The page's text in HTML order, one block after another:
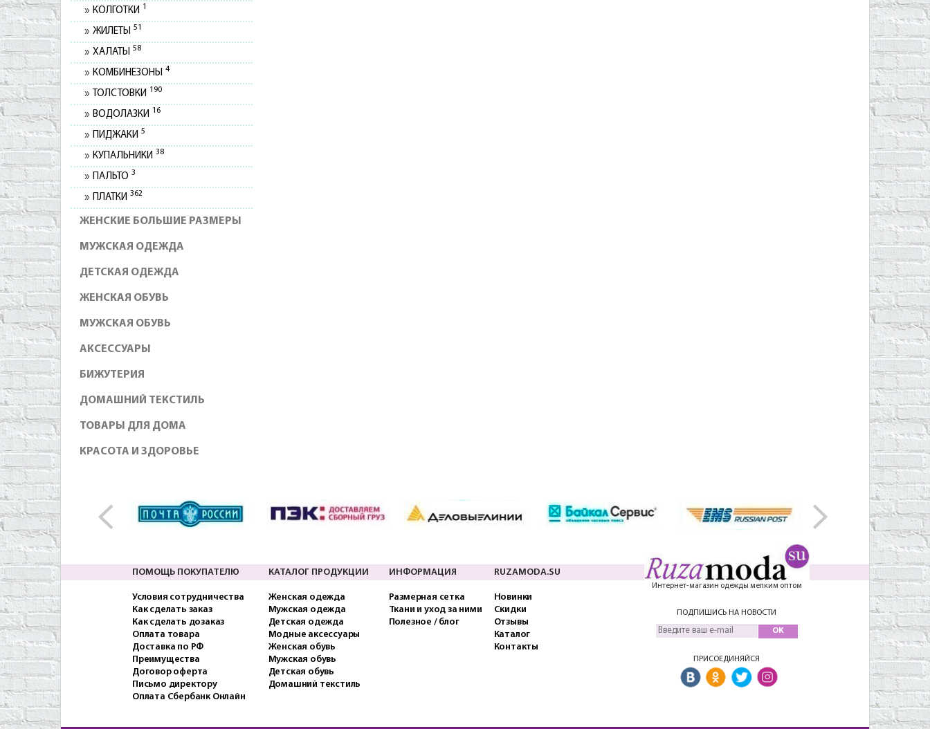
КОЛГОТКИ 1
ЖИЛЕТЫ 51
ХАЛАТЫ 58
КОМБИНЕЗОНЫ 4
ТОЛСТОВКИ 190
ВОДОЛАЗКИ 16
ПИДЖАКИ 5
КУПАЛЬНИКИ 38
ПАЛЬТО 3
ПЛАТКИ 362
ЖЕНСКИЕ БОЛЬШИЕ РАЗМЕРЫ
МУЖСКАЯ ОДЕЖДА
ДЕТСКАЯ ОДЕЖДА
ЖЕНСКАЯ ОБУВЬ
МУЖСКАЯ ОБУВЬ
АКСЕССУАРЫ
БИЖУТЕРИЯ
ДОМАШНИЙ ТЕКСТИЛЬ
ТОВАРЫ ДЛЯ ДОМА
КРАСОТА И ЗДОРОВЬЕ
ПОМОЩЬ ПОКУПАТЕЛЮ
Условия сотрудничества
Как сделать заказ
Как сделать дозаказ
Оплата товара
Доставка по РФ
Преимущества
Договор оферта
Письмо директору
Оплата Сбербанк Онлайн
КАТАЛОГ ПРОДУКЦИИ
Женская одежда
Мужская одежда
Детская одежда
Модные аксессуары
Женская обувь
Мужская обувь
Детская обувь
Домашний текстиль
ИНФОРМАЦИЯ
Размерная сетка
Ткани и уход за ними
Полезное / блог
RUZAMODA.SU
Новинки
Скидки
Отзывы
Каталог
Контакты
Интернет-магазин одежды мелким оптом
ПОДПИШИСЬ НА НОВОСТИ
OK
ПРИСОЕДИНЯЙСЯ